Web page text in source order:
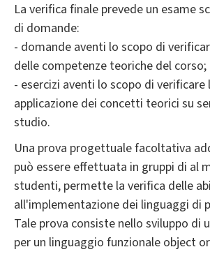
La verifica finale prevede un esame
di domande:
- domande aventi lo scopo di
delle competenze teoriche del corso;
- esercizi aventi lo scopo di verificare
applicazione dei concetti teorici su
studio.
Una prova progettuale facoltativa
può essere effettuata in gruppi di al
studenti, permette la verifica delle
all'implementazione dei linguaggi di
Tale prova consiste nello sviluppo di
per un linguaggio funzionale object